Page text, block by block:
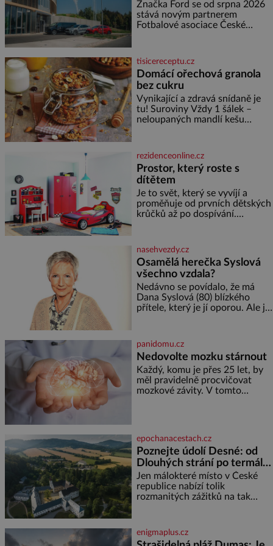
muž nebývale krutý. Jeho činy
budí hrůzu ještě dlouho po jeho
smrti
partnerem FAČR
Značka Ford se od srpna 2026
stává novým partnerem
Fotbalové asociace České
asociace, reprezentačních týmů
i českého fotbalu v regionech.
Partner
tisicereceptu.cz
Domácí ořechová granola
bez cukru
Vynikající a zdravá snídaně je
tu! Suroviny Vždy 1 šálek –
neloupaných mandlí kešu
semínek dýně rozinek 3 šálky
ovesných vloček 1 lžíce mlet
rezidenceonline.cz
Prostor, který roste s
dítětem
Je to svět, který se vyvíjí a
proměňuje od prvních dětských
krůčků až po dospívání.
soustředění i odpočinek a
reaguje na každou etapu života
a specifické potřeby dítěte. Pro
nejmenší je klíčová
jednoduchost, měkkost a
bezpečí, proto by pokoj
miminka měl působit především
nasehvezdy.cz
Osamělá herečka Syslová
všechno vzdala?
Nedávno se povídalo, že má
Dana Syslová (80) blízkého
přítele, který je jí oporou. Ale je
častěji mluví o svém odchodu.
Dohnala ji snad samota? Půs
panidomu.cz
Nedovolte mozku stárnout
Každý, komu je přes 25 let, by
měl pravidelně procvičovat
mozkové závity. V tomto
marně v paměti lovíte název
knížky, kterou jste nedávno
přečetli. Je to opravdu tak, s
věkem jako kdyby se paměť
rozhodla stávkovat. Cvičte
epochanacestach.cz
Poznejte údolí Desné: od
Dlouhých strání po termální
prameny
Jen málokteré místo v České
republice nabízí tolik
rozmanitých zážitků na tak
jediného dne můžete
nahlédnout do útrob jedné z
enigmaplus.cz